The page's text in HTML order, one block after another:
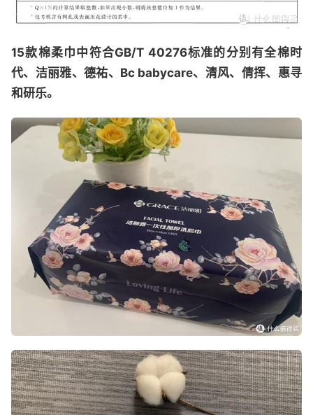
15款棉柔巾中符合GB/T 40276标准的分别有全棉时
代、洁丽雅、德祐、Bc babycare、清风、倩挥、惠寻
和研乐。